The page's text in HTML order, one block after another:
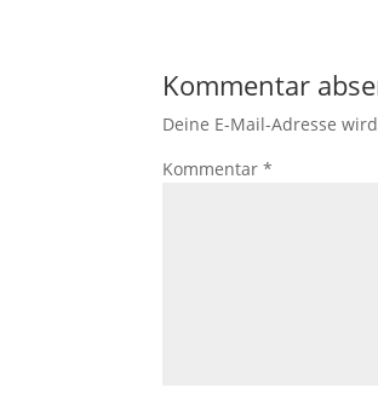
Kommentar
Deine E-Mail-Adresse
Kommentar*